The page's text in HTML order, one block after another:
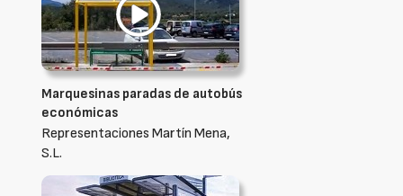
Marquesinas paradas de autobús
económicas
Representaciones Martín Mena,
S.L.